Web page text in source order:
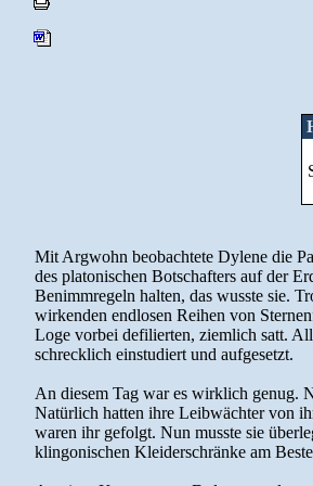
Mit Argwohn beobachtete Dylene die
des platonischen Botschafters auf der
Benimmregeln halten, das wusste sie.
wirkenden endlosen Reihen von
Loge vorbei defilierten, ziemlich satt.
schrecklich einstudiert und aufgesetzt.
An diesem Tag war es wirklich genug.
Natürlich hatten ihre Leibwächter von
waren ihr gefolgt. Nun musste sie
klingonischen Kleiderschränke am